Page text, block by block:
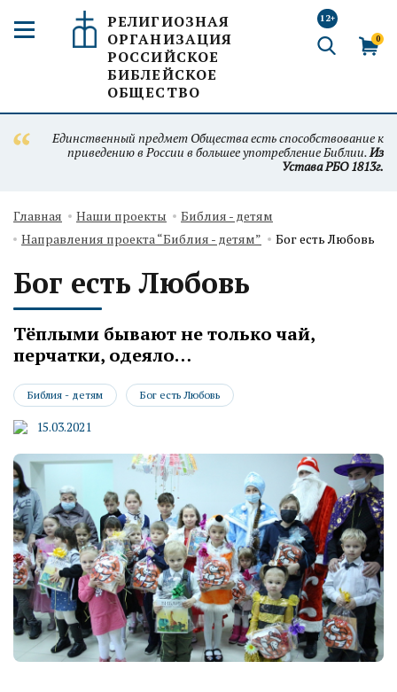
РЕЛИГИОЗНАЯ
ОРГАНИЗАЦИЯ
РОССИЙСКОЕ
БИБЛЕЙСКОЕ
ОБЩЕСТВО
12+
0
Единственный предмет Общества есть способствование к
приведению в России в большее употребление Библии.Из
Устава РБО 1813г.
Главная Наши проекты
Библия - детям
Направления проекта “Библия - детям”
Бог есть Любовь
Бог есть Любовь
Тёплыми бывают не только чай,
перчатки, одеяло…
Библия - детям Бог есть Любовь
15.03.2021